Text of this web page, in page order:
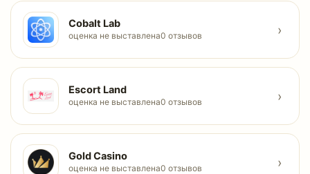
Cobalt Lab
оценка не выставлена0 отзывов ›
Escort Land
оценка не выставлена0 отзывов ›
Gold Casino
оценка не выставлена0 отзывов ›